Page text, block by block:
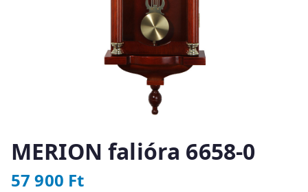
MERION falióra 6658-0
57 900 Ft